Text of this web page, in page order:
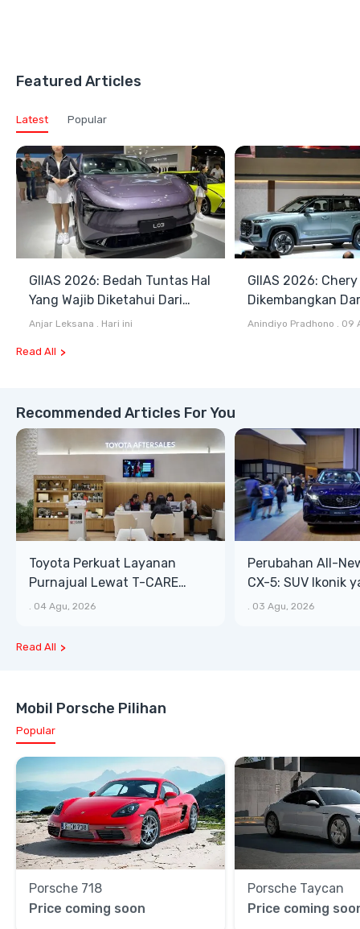
Featured Articles
Latest Popular
GIIAS 2026: Bedah Tuntas Hal
Yang Wajib Diketahui Dari
Mobil Pintar Xpeng L03
Anjar Leksana . Hari ini
GIIAS 2026:
Dikembangkan
Komprehensif di
Anindiyo Pradhono . 09
Read All
Recommended Articles For You
Toyota Perkuat Layanan
Purnajual Lewat T-CARE
XTRA, Manfaat Lebih Besar
. 04 Agu, 2026
Perubahan All-
CX-5: SUV Ikonik
Bongsor, Mewah,
. 03 Agu, 2026
Read All
Mobil Porsche Pilihan
Popular
Porsche 718
Price coming soon
Porsche Taycan
Price coming